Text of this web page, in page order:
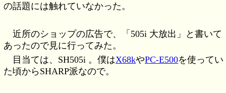
の話題には触れていなかった。
近所のショップの広告で、「505i 大放出」と書いて
あったので見に行ってみた。
目当ては、SH505i 。僕はX68kやPC-E500を使ってい
た頃からSHARP派なので。